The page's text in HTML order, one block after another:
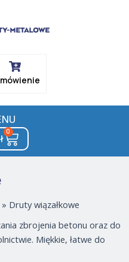
0
Cart
Druty wiązałkowe
zbrojenia betonu oraz do
Miękkie, łatwe do